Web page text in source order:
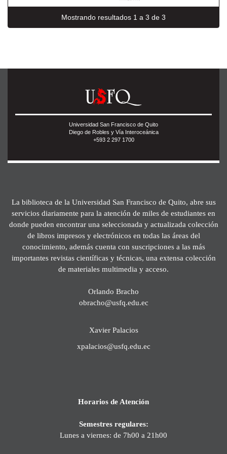
Mostrando resultados 1 a 3 de 3
Universidad San Francisco de Quito
Diego de Robles y Vía Interoceánica
+593 2 297 1700
La biblioteca de la Universidad San Francisco de Quito, abre sus
servicios diariamente para la atención de miles de estudiantes en
donde pueden encontrar una seleccionada y actualizada colección
de libros impresos y electrónicos en todas las áreas del
conocimiento, además cuenta con suscripciones a las más
importantes revistas científicas y técnicas, una extensa colección
de materiales multimedia y acceso.
Orlando Bracho
obracho@usfq.edu.ec
Xavier Palacios
xpalacios@usfq.edu.ec
Horarios de Atención
Semestres regulares:
Lunes a viernes: de 7h00 a 21h00